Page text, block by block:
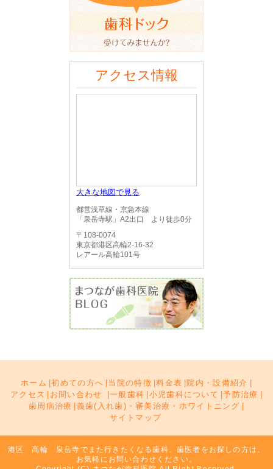
アクセス情報
大きな地図で見る
都営浅草線・京急本線
「泉岳寺駅」A2出口 より徒歩0分
〒108-0074
東京都港区高輪2-16-32
レアール高輪101号
ホーム |初めての方へ 当院の特徴 |料金表 院内・設備紹介
アクセス
お問い合わせ |一般歯科 小児歯科について |予防治療
歯周病治療
義歯(入れ歯)・審美治療・ホワイトニング
サイトマップ
港区 高輪 泉岳寺でまた行きたくなる歯科、歯医者をお探しの方は、
お気軽にお問い合わせください。